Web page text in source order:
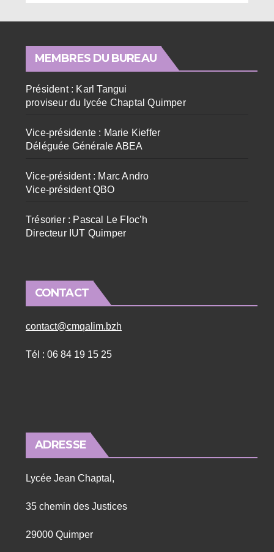
MEMBRES DU BUREAU
Président : Karl Tangui
proviseur du lycée Chaptal Quimper
Vice-présidente : Marie Kieffer
Déléguée Générale ABEA
Vice-président : Marc Andro
Vice-président QBO
Trésorier : Pascal Le Floc’h
Directeur IUT Quimper
CONTACT
contact@cmqalim.bzh
Tél : 06 84 19 15 25
ADRESSE
Lycée Jean Chaptal,
35 chemin des Justices
29000 Quimper